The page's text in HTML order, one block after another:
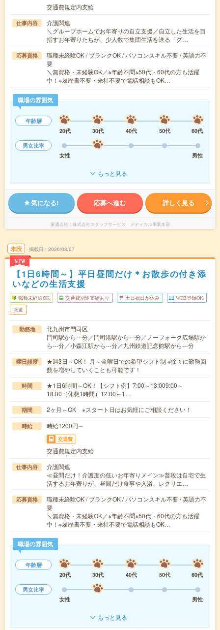
交通費規定内支給
仕事内容
介護関連
＼グループホームでお年寄りの自立支援／自立した生活を目
指すお年寄りたちが、少人数で集団生活を送る「グ…
応募資格
職種未経験OK / ブランクOK / パソコンスキル不要 / 英語力不
要
＼無資格・未経験OK／※年齢不問※50代・60代の方も活躍
中！※履歴書不要・来社不要で電話相談もOK…
職場の雰囲気
年齢層
20代
30代 40代 50代
60代
男女比率
女性
男性
もっと見る
気になる! 応募へ進む 詳しく見る
派遣会社 株式会社スタッフサービス メディカル事業本部
未読
NEW
掲載日 2026/08/07
【1日6時間～】平日昼間だけ＊お散歩の付き添
いなどの生活支援
職種未経験OK 交通費別途支給あり 土日祝日が休み WEB登録OK
派遣
勤務地
北九州市門司区
門司駅から---分／門司港駅から---分／ノーフォーク広場駅か
ら---分／小森江駅から---分／九州鉄道記念館駅から---分
曜日頻度
★週3日～OK！ 月～金曜日での希望シフト制 ※徐々に勤務回
数を増やしていくことも可能です！
時間
★1日6時間～OK！【シフト例】7:00～13:009:00～
18:00（休憩1時間）12:00～1…
期間 2ヶ月～OK ※スタート日はお気軽にご相談ください！
時給 時給1200円～
交通費
交通費規定内支給
仕事内容
介護関連
≪昼間だけ！介護度の低いお年寄りメイン≫普段は自宅で生
活するお年寄りが、昼間だけ食事や入浴、レクリエ…
応募資格
職種未経験OK / ブランクOK / パソコンスキル不要 / 英語力不
要
＼無資格・未経験OK／※年齢不問※50代・60代の方も活躍
中！※履歴書不要・来社不要で電話相談もOK…
職場の雰囲気
年齢層
20代
30代 40代 50代
60代
男女比率
女性
男性
もっと見る